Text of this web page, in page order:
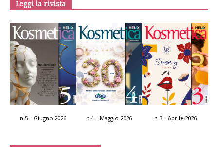
Leggi la rivista
n.5 – Giugno 2026 n.4 – Maggio 2026 n.3 – Aprile 2026